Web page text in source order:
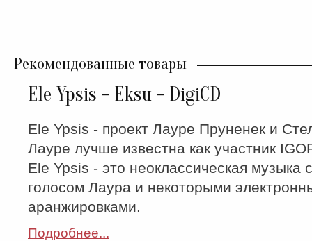
Рекомендованные товары
Ele Ypsis - Eksu - DigiCD
Ele Ypsis - проект Лауре Пруненек и
Лауре лучше известна как участник
Ele Ypsis - это неоклассическая музыка
голосом Лаура и некоторыми
аранжировками.
Подробнее...